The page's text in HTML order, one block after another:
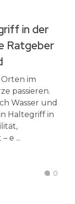
in der
Ratgeber
im
passieren.
Wasser und
Haltegriff in
e ...
0